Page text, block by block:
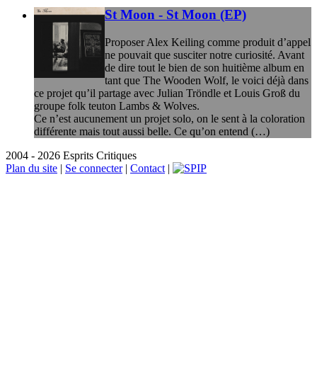
St Moon - St Moon (EP)
Proposer Alex Keiling comme produit d’appel
ne pouvait que susciter notre curiosité. Avant
de dire tout le bien de son huitième album en
tant que The Wooden Wolf, le voici déjà dans
ce projet qu’il partage avec Julian Tröndle et Louis Groß du
groupe folk teuton Lambs & Wolves.
Ce n’est aucunement un projet solo, on le sent à la coloration
différente mais tout aussi belle. Ce qu’on entend (…)
2004 - 2026 Esprits Critiques
Plan du site | Se connecter| Contact |